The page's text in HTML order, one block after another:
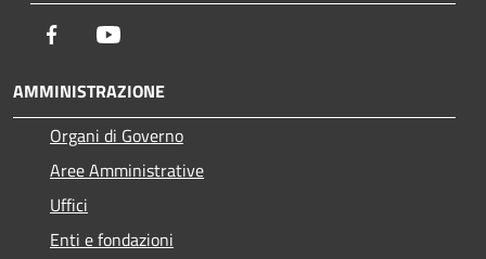
Facebook
AMMINISTRAZIONE
Organi di Governo
Aree Amministrative
Uffici
Enti e fondazioni